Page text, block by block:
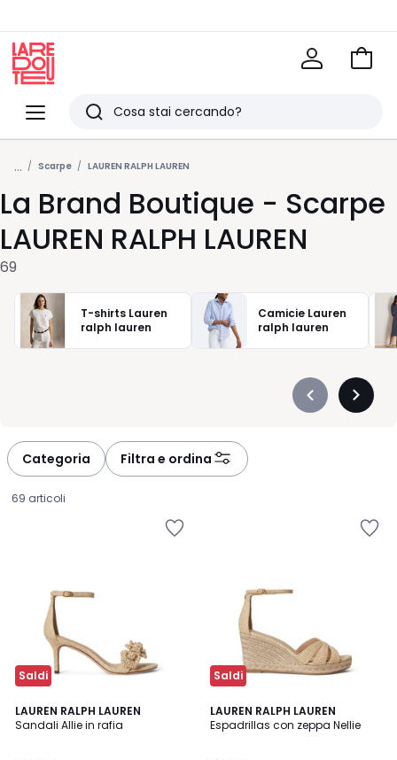
Menu
Redoute
Ricerca
Ultimi
articoli
visti
Vai
... Scarpe LAUREN RALPH LAUREN
La Brand Boutique - Scarpe
LAUREN RALPH LAUREN
69
T-shirts Lauren
ralph lauren
Camicie Lauren
ralph lauren
Précédent
Categoria Filtra e ordina
69 articoli
Saldi
LAUREN RALPH LAUREN
Sandali Allie in rafia
4
/
Saldi
LAUREN RALPH LAUREN
Espadrillas con zeppa Nellie
5
/